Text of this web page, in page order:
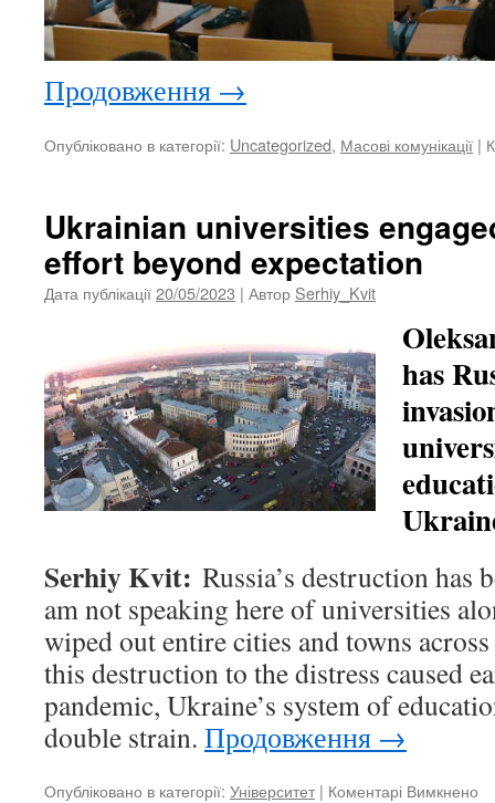
Продовження →
Опубліковано в категорії: Uncategorized, Масові комунікації |
Ukrainian universities
effort beyond expectation
Дата публікації20/05/2023 | Автор Serhiy_Kvit
has
Serhiy Kvit: Russia’s destruction has
am not speaking here of universities
wiped out entire cities and towns
this destruction to the distress caused
pandemic, Ukraine’s system of
double strain. Продовження →
Опубліковано в категорії: Університет | Коментарі Вимкнено